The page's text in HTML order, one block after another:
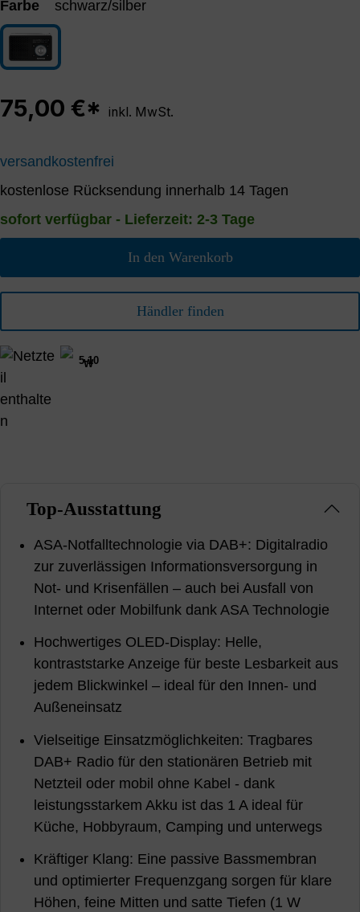
Farbe schwarz/silber
schwarz/silber
75,00 €* inkl. MwSt.
versandkostenfrei
kostenlose Rücksendung innerhalb 14 Tagen
sofort verfügbar - Lieferzeit: 2-3 Tage
In den Warenkorb
Händler finden
5-10
W
Top-Ausstattung
ASA-Notfalltechnologie via DAB+: Digitalradio
zur zuverlässigen Informationsversorgung in
Not- und Krisenfällen – auch bei Ausfall von
Internet oder Mobilfunk dank ASA Technologie
Hochwertiges OLED-Display: Helle,
kontraststarke Anzeige für beste Lesbarkeit aus
jedem Blickwinkel – ideal für den Innen- und
Außeneinsatz
Vielseitige Einsatzmöglichkeiten: Tragbares
DAB+ Radio für den stationären Betrieb mit
Netzteil oder mobil ohne Kabel - dank
leistungsstarkem Akku ist das 1 A ideal für
Küche, Hobbyraum, Camping und unterwegs
Kräftiger Klang: Eine passive Bassmembran
und optimierter Frequenzgang sorgen für klare
Höhen, feine Mitten und satte Tiefen (1 W